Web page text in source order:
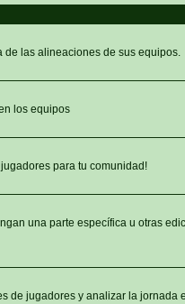
las alineaciones de sus equipos.
los equipos
para tu comunidad!
una parte específica u otras
de jugadores y analizar la jornada